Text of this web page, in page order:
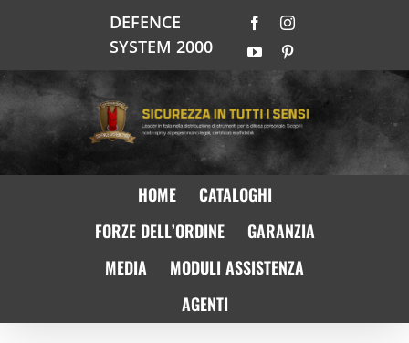
DEFENCE
SYSTEM 2000
FacebookInstagram
YouTubePinterest
HOME
CATALOGHI
FORZE DELL’ORDINE
GARANZIA
MEDIA
MODULI ASSISTENZA
AGENTI